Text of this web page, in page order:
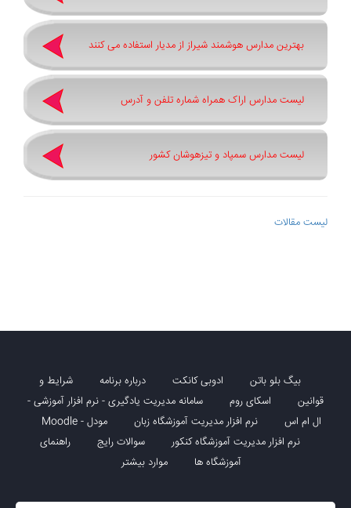
بهترین مدارس هوشمند شیراز از مدیار استفاده می کنند
لیست مدارس اراک همراه شماره تلفن و آدرس
لیست مدارس سمپاد و تیزهوشان کشور
لیست مقالات
بیگ بلو باتن ادوبی کانکت درباره برنامه
شرایط و
قوانین
اسکای روم
سامانه مدیریت یادگیری - نرم افزار آموزشی -
ال ام اس
نرم افزار مدیریت آموزشگاه زبان
مودل - Moodle
نرم افزار مدیریت آموزشگاه کنکور
سوالات رایج
راهنمای
آموزشگاه ها
موارد بیشتر